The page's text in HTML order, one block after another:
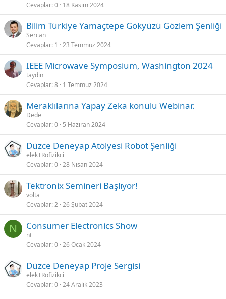
Cevaplar 0 18 Kasım 2024
Bilim Türkiye Yamaçtepe Gökyüzü Gözlem Şenliği
Sercan
Cevaplar 1 23 Temmuz 2024
IEEE Microwave Symposium, Washington 2024
taydin
Cevaplar 8 1 Temmuz 2024
Meraklılarına Yapay Zeka konulu Webinar.
Dede
Cevaplar 0 5 Haziran 2024
Düzce Deneyap Atölyesi Robot Şenliği
elekTRofizikci
Cevaplar 0 28 Nisan 2024
Tektronix Semineri Başlıyor!
volta
Cevaplar 2 26 Şubat 2024
N Consumer Electronics Show
nt
Cevaplar 0 26 Ocak 2024
Düzce Deneyap Proje Sergisi
elekTRofizikci
Cevaplar 0 24 Aralık 2023